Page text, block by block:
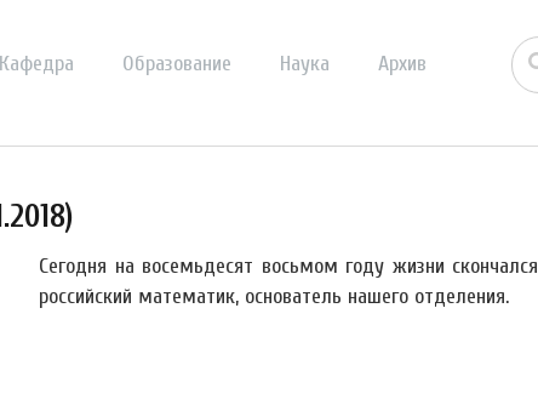
Кафедра Образование Наука Архив
Сегодня на восемьдесят восьмом году жизни скончался
российский математик, основатель нашего отделения.